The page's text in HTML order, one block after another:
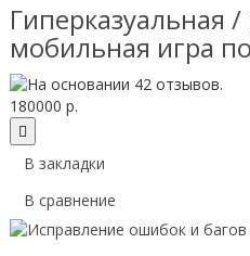
Гиперказуальная /
мобильная игра
180000 р.
В закладки
В сравнение